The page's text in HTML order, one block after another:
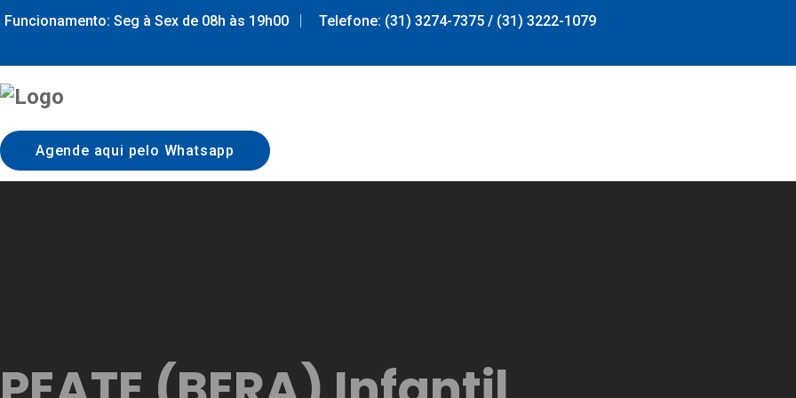
Funcionamento: Seg à Sex de 08h às 19h00 Telefone: (31) 3274-7375 / (31) 3222-1079
Agende aqui pelo Whatsapp